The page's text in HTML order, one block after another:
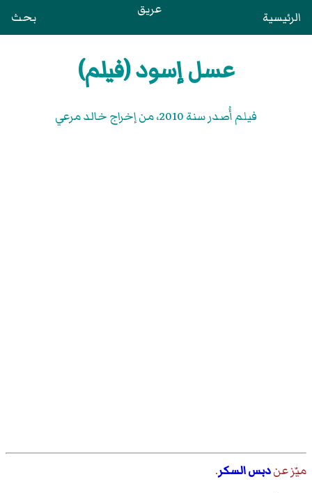
الرئيسية عريق بحث
عسل إسود (فيلم)
فيلم أُصدر سنة 2010، من إخراج خالد مرعي
ميّز عندبس السكر.